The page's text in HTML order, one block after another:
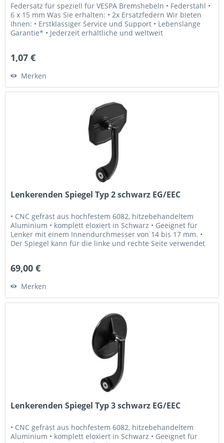
Federsatz für speziell für VESPA Bremshebeln • Federstahl •
6 x 15 mm Was Sie erhalten: • 2x Ersatzfedern Wir bieten
Ihnen: • Erstklassiger Service und Support • Lebenslange
Garantie* • Jederzeit erhältliche und weltweit
1,07 €
Merken
Lenkerenden Spiegel Typ 2 schwarz EG/EEC
• CNC gefräst aus hochfestem 6082, hitzebehandeltem
Aluminium • komplett eloxiert in Schwarz • Geeignet für
Lenker mit einem Innendurchmesser von 14 bis 17 mm. •
Der Spiegel kann für die linke und rechte Seite verwendet
69,00 €
Merken
Lenkerenden Spiegel Typ 3 schwarz EG/EEC
• CNC gefräst aus hochfestem 6082, hitzebehandeltem
Aluminium • komplett eloxiert in Schwarz • Geeignet für